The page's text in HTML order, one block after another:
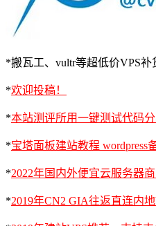
*搬瓦工、vultr等超低价VPS补
*欢迎投稿！
*本站测评所用一键测试代码
*宝塔面板建站教程 wordpress
*2022年国内外便宜云服务器
*2019年CN2 GIA往返直连内